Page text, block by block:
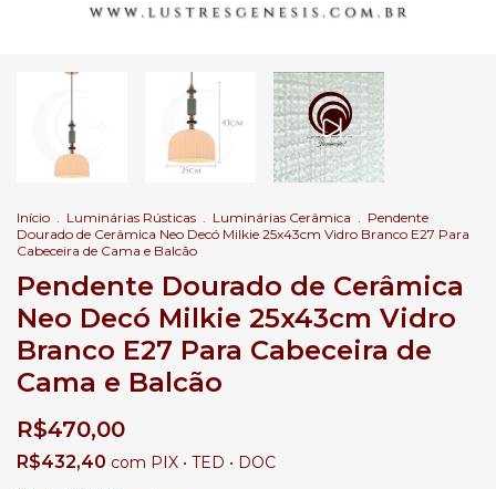
Início . Luminárias Rústicas . Luminárias Cerâmica . Pendente
Dourado de Cerâmica Neo Decó Milkie 25x43cm Vidro Branco E27 Para
Cabeceira de Cama e Balcão
Pendente Dourado de Cerâmica
Neo Decó Milkie 25x43cm Vidro
Branco E27 Para Cabeceira de
Cama e Balcão
R$470,00
R$432,40 com PIX • TED • DOC